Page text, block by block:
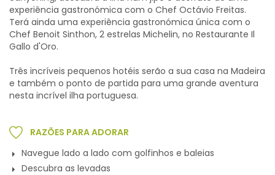
experiência gastronómica com o Chef Octávio Freitas.
Terá ainda uma experiência gastronómica única com o
Chef Benoit Sinthon, 2 estrelas Michelin, no Restaurante Il
Gallo d'Oro.
Três incríveis pequenos hotéis serão a sua casa na Madeira
e também o ponto de partida para uma grande aventura
nesta incrível ilha portuguesa.
RAZÕES PARA ADORAR
Navegue lado a lado com golfinhos e baleias
Descubra as levadas